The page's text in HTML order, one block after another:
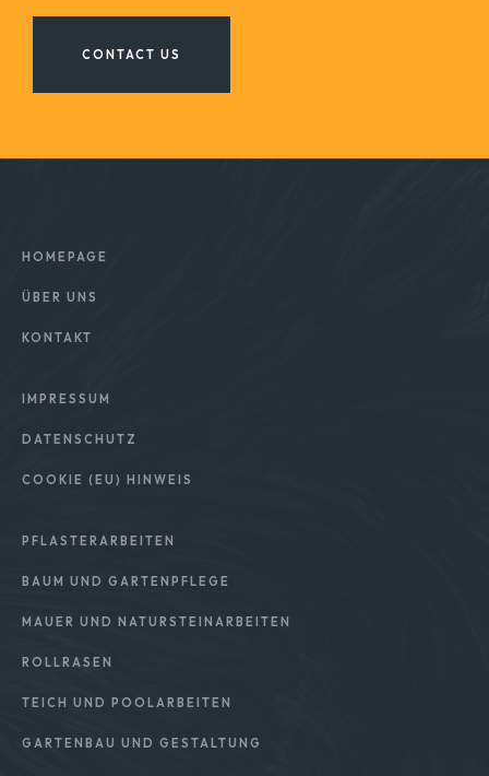
CONTACT US
HOMEPAGE
ÜBER UNS
KONTAKT
IMPRESSUM
DATENSCHUTZ
COOKIE (EU) HINWEIS
PFLASTERARBEITEN
BAUM UND GARTENPFLEGE
MAUER UND NATURSTEINARBEITEN
ROLLRASEN
TEICH UND POOLARBEITEN
GARTENBAU UND GESTALTUNG